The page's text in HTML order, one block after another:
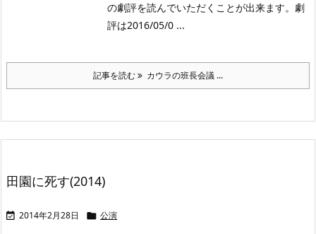
の劇評を読んでいただくことが出来ます。劇
評は2016/05/0 ...
記事を読む カウラの班長会議 ...
田園に死す(2014)
 2014年2月28日  公演